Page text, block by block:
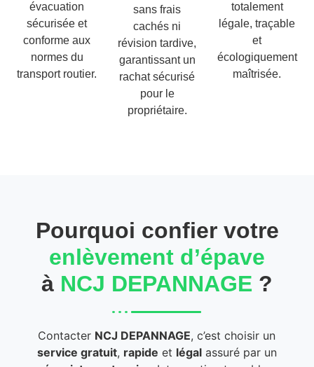
évacuation
sécurisée et
conforme aux
normes du
transport routier.
sans frais
cachés ni
révision tardive,
garantissant un
rachat sécurisé
pour le
propriétaire.
totalement
légale, traçable
et
écologiquement
maîtrisée.
Pourquoi confier votre
enlèvement d’épave
à NCJ DEPANNAGE ?
Contacter NCJ DEPANNAGE, c’est choisir un
service gratuit, rapide et légalassuré par un